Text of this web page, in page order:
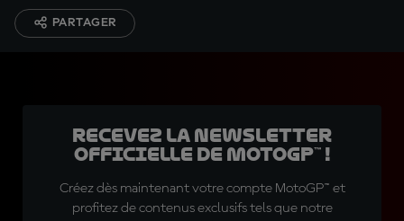
PARTAGER
Recevez la Newsletter
officielle de MotoGP™ !
Créez dès maintenant votre compte MotoGP™ et
profitez de contenus exclusifs tels que notre